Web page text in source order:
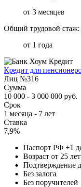
от 3 месяцев
Общий трудовой стаж:
от 1 года
Кредит для
Лиц №316
Сумма
10 000 - 3 000 000 руб.
Срок
1 месяца - 7 лет
Ставка
7,9%
Паспорт РФ +1
Возраст от 25 лет
Подтверждение
Без залога
Без поручителей